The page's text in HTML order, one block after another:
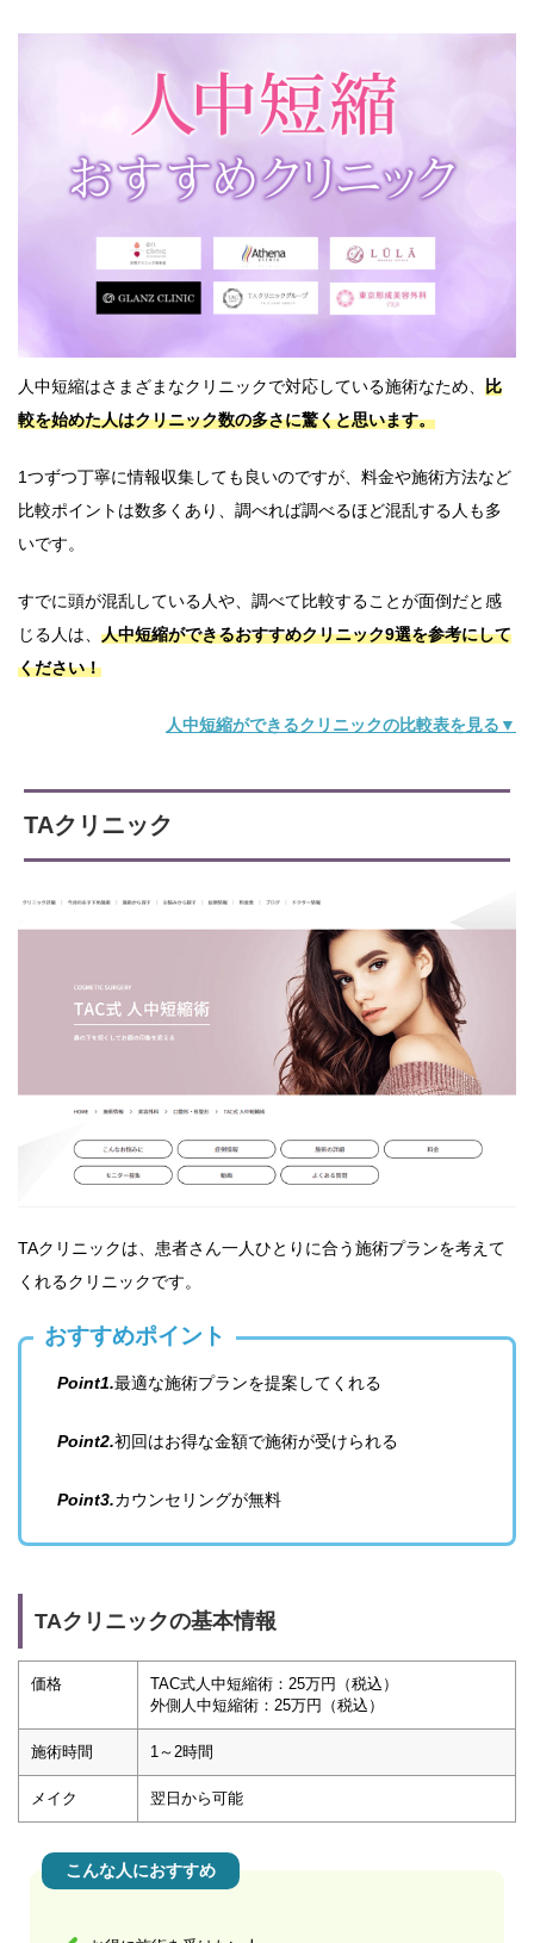
人中短縮はさまざまなクリニックで対応している施術なため、 比
較を始めた人はクリニック数の多さに驚くと思います。
1つずつ丁寧に情報収集しても良いのですが、料金や施術方法など
比較ポイントは数多くあり、調べれば調べるほど混乱する人も多
いです。
すでに頭が混乱している人や、調べて比較することが面倒だと感
じる人は、 人中短縮ができるおすすめクリニック9選を参考にして
ください！
人中短縮ができるクリニックの比較表を見る▼
TAクリニック
TAクリニックは、患者さん一人ひとりに合う施術プランを考えて
くれるクリニックです。
おすすめポイント
Point1.最適な施術プランを提案してくれる
Point2.初回はお得な金額で施術が受けられる
Point3.カウンセリングが無料
TAクリニックの基本情報
価格
TAC式人中短縮術：25万円（税込）
外側人中短縮術：25万円（税込）
施術時間 1～2時間
メイク 翌日から可能
こんな人におすすめ